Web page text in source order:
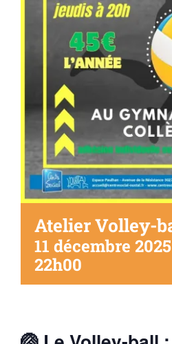
Atelier Volley-
11 décembre
22h00